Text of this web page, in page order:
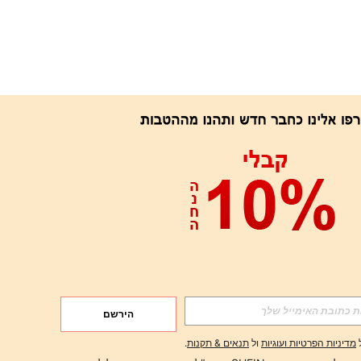
אפליקציה
הירשם
הירשם
מדיניות הפרטיות ועוגיות ול תנאים & תקנות.